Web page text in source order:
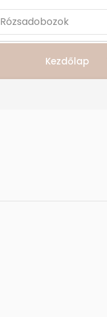
Rózsadobozok
Kezdőlap